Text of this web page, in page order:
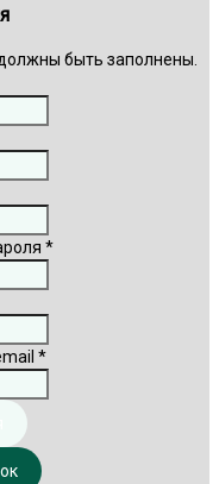
быть заполнены.
*
*